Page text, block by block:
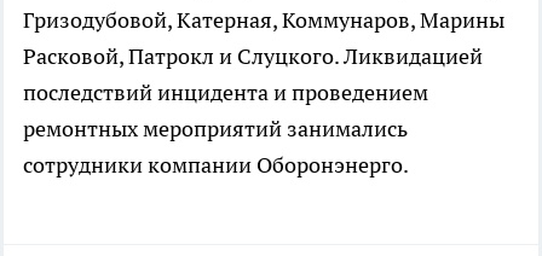
Гризодубовой, Катерная, Коммунаров, Марины
Расковой, Патрокл и Слуцкого. Ликвидацией
последствий инцидента и проведением
ремонтных мероприятий занимались
сотрудники компании Оборонэнерго.